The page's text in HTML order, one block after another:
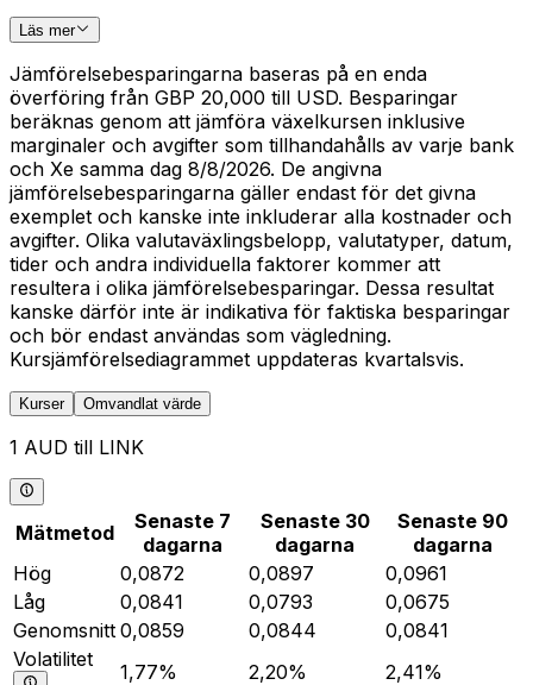
Läs mer
Jämförelsebesparingarna baseras på en enda
överföring från GBP 20,000 till USD. Besparingar
beräknas genom att jämföra växelkursen inklusive
marginaler och avgifter som tillhandahålls av varje bank
och Xe samma dag 8/8/2026. De angivna
jämförelsebesparingarna gäller endast för det givna
exemplet och kanske inte inkluderar alla kostnader och
avgifter. Olika valutaväxlingsbelopp, valutatyper, datum,
tider och andra individuella faktorer kommer att
resultera i olika jämförelsebesparingar. Dessa resultat
kanske därför inte är indikativa för faktiska besparingar
och bör endast användas som vägledning.
Kursjämförelsediagrammet uppdateras kvartalsvis.
Kurser Omvandlat värde
1 AUD till LINK
Mätmetod
Senaste 7
dagarna
Senaste 30
dagarna
Senaste 90
dagarna
Hög
0,0872 0,0897
0,0961
Låg
0,0841 0,0793
0,0675
Genomsnitt 0,0859 0,0844
0,0841
Volatilitet
1,77% 2,20% 2,41%